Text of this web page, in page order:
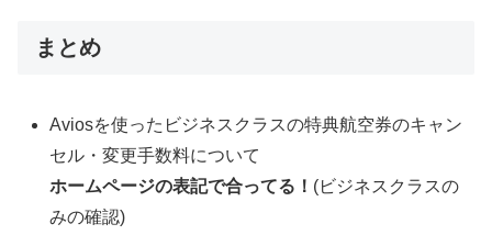
まとめ
Aviosを使ったビジネスクラスの特典航空券のキャン
セル・変更手数料について
ホームページの表記で合ってる！ (ビジネスクラスの
みの確認)